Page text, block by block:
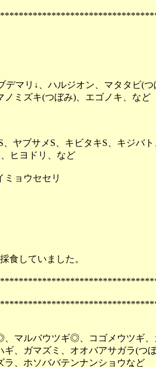
マリ↓、ハルジオン、マタタビ(つ
ミズキ(つぼみ)、エゴノキ、など
ヤブサメS、キビタキS、キジバト
ヒヨドリ、など
ミョウセセリ
食していました。
マルバウツギ◎、コゴメウツギ、
ガマズミ、オオバアサガラ(つぼ
、ホソババテンナンショウなど